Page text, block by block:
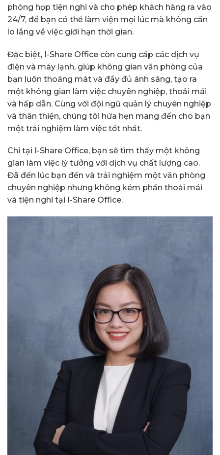
phòng họp tiện nghi và cho phép khách hàng ra vào
24/7, để bạn có thể làm viện mọi lúc mà không cần
lo lắng về việc giới hạn thời gian.
Đặc biệt, I-Share Office còn cung cấp các dịch vụ
điện và máy lạnh, giúp không gian văn phòng của
bạn luôn thoáng mát và đầy đủ ánh sáng, tạo ra
một không gian làm việc chuyên nghiệp, thoải mái
và hấp dẫn. Cùng với đội ngũ quản lý chuyên nghiệp
và thân thiện, chúng tôi hứa hẹn mang đến cho bạn
một trải nghiệm làm việc tốt nhất.
Chỉ tại I-Share Office, bạn sẽ tìm thấy một không
gian làm việc lý tưởng với dịch vụ chất lượng cao.
Đã đến lúc bạn đến và trải nghiệm một văn phòng
chuyên nghiệp nhưng không kém phần thoải mái
và tiện nghi tại I-Share Office.